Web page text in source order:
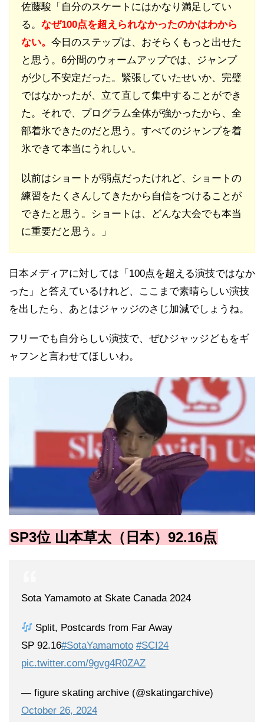
佐藤駿「自分のスケートにはかなり満足してい
る。 なぜ100点を超えられなかったのかはわから
ない。 今日のステップは、おそらくもっと出せた
と思う。6分間のウォームアップでは、ジャンプ
が少し不安定だった。緊張していたせいか、完璧
ではなかったが、立て直して集中することができ
た。それで、プログラム全体が強かったから、全
部着氷できたのだと思う。すべてのジャンプを着
氷できて本当にうれしい。
以前はショートが弱点だったけれど、ショートの
練習をたくさんしてきたから自信をつけることが
できたと思う。ショートは、どんな大会でも本当
に重要だと思う。」
日本メディアに対しては「100点を超える演技ではなか
った」と答えているけれど、ここまで素晴らしい演技
を出したら、あとはジャッジのさじ加減でしょうね。
フリーでも自分らしい演技で、ぜひジャッジどもをギ
ャフンと言わせてほしいわ。
SP3位 山本草太（日本）92.16点
Sota Yamamoto at Skate Canada 2024
Split, Postcards from Far Away
SP 92.16#SotaYamamoto #SCI24
pic.twitter.com/9gvg4R0ZAZ
— figure skating archive (@skatingarchive)
October 26, 2024